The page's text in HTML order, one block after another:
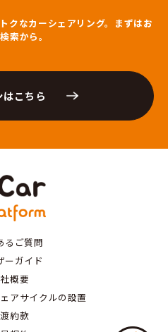
クなカーシェアリング。まずはお
索から。
こちら
るご質問
ーガイド
概要
アサイクルの設置
約款